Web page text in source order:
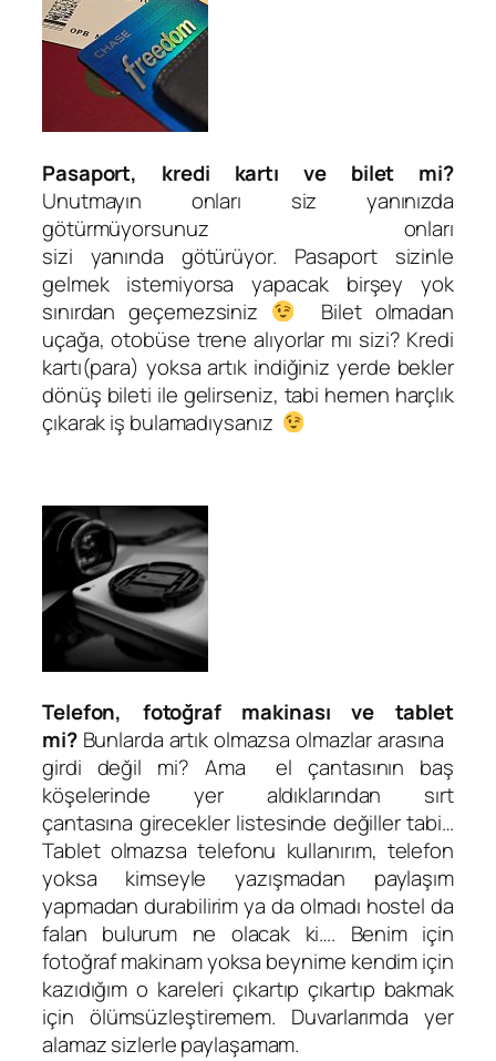
Pasaport, kredi kartı ve bilet mi?
Unutmayın onları siz yanınızda
götürmüyorsunuz onları
sizi yanında götürüyor. Pasaport sizinle
gelmek istemiyorsa yapacak birşey yok
sınırdan geçemezsiniz
Bilet olmadan
uçağa, otobüse trene alıyorlar mı sizi? Kredi
kartı(para) yoksa artık indiğiniz yerde bekler
dönüş bileti ile gelirseniz, tabi hemen harçlık
çıkarak iş bulamadıysanız
Telefon, fotoğraf makinası ve tablet
mi? Bunlarda artık olmazsa olmazlar arasına
girdi değil mi? Ama el çantasının baş
köşelerinde yer aldıklarından sırt
çantasına girecekler listesinde değiller tabi…
Tablet olmazsa telefonu kullanırım, telefon
yoksa kimseyle yazışmadan paylaşım
yapmadan durabilirim ya da olmadı hostel da
falan bulurum ne olacak ki…. Benim için
fotoğraf makinam yoksa beynime kendim için
kazıdığım o kareleri çıkartıp çıkartıp bakmak
için ölümsüzleştiremem. Duvarlarımda yer
alamaz sizlerle paylaşamam.